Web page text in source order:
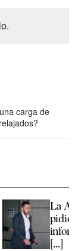
carga de
La
pidió
[...]